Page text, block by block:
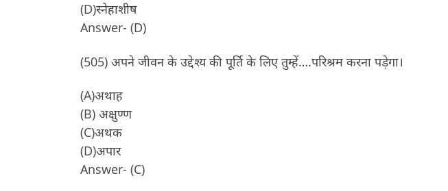
(D)स्नेहाशीष
Answer- (D)
(505) अपने जीवन के उद्देश्य की पूर्ति के लिए तुम्हें….परिश्रम करना पड़ेगा।
(A)अथाह
(B) अक्षुण्ण
(C)अथक
(D)अपार
Answer- (C)